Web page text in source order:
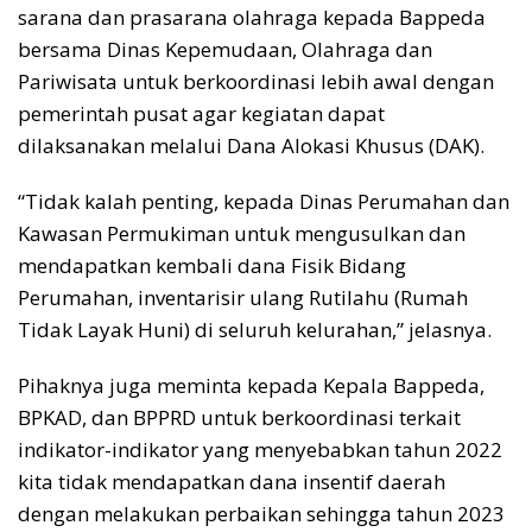
sarana dan prasarana olahraga kepada Bappeda
bersama Dinas Kepemudaan, Olahraga dan
Pariwisata untuk berkoordinasi lebih awal dengan
pemerintah pusat agar kegiatan dapat
dilaksanakan melalui Dana Alokasi Khusus (DAK).
“Tidak kalah penting, kepada Dinas Perumahan dan
Kawasan Permukiman untuk mengusulkan dan
mendapatkan kembali dana Fisik Bidang
Perumahan, inventarisir ulang Rutilahu (Rumah
Tidak Layak Huni) di seluruh kelurahan,” jelasnya.
Pihaknya juga meminta kepada Kepala Bappeda,
BPKAD, dan BPPRD untuk berkoordinasi terkait
indikator-indikator yang menyebabkan tahun 2022
kita tidak mendapatkan dana insentif daerah
dengan melakukan perbaikan sehingga tahun 2023